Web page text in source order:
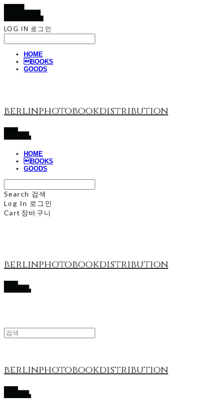
LOG IN 로그인
HOME
BOOKS
GOODS
berlinphotobookdistribution
HOME
BOOKS
GOODS
Search 검색
Log In 로그인
Cart 장바구니
berlinphotobookdistribution
berlinphotobookdistribution